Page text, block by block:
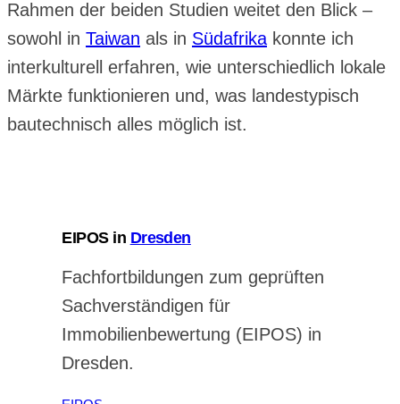
Rahmen der beiden Studien weitet den Blick –
sowohl in Taiwan als in Südafrika konnte ich
interkulturell erfahren, wie unterschiedlich lokale
Märkte funktionieren und, was landestypisch
bautechnisch alles möglich ist.
EIPOS in Dresden
Fachfortbildungen zum geprüften
Sachverständigen für
Immobilienbewertung (EIPOS) in
Dresden.